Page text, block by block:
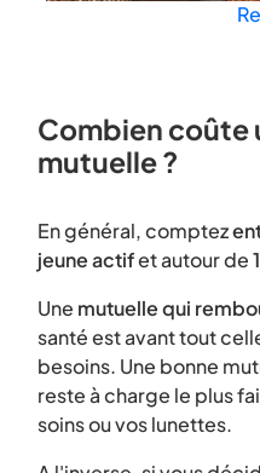
Combien coûte
mutuelle ?
En général, comptez
jeune actifet autour de
Une mutuelle qui
santé est avant tout
besoins. Une bonne
reste à charge le plus
soins ou vos lunettes.